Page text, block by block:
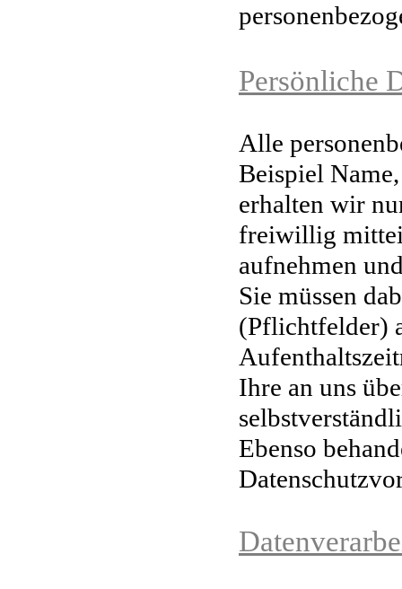
Persönliche
Alle
Beispiel
erhalten wir
freiwillig
aufnehmen
Sie müssen
(Pflichtfelder)
Ihre an uns
Ebenso